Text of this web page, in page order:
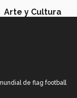
Arte y Cultura
de flag football